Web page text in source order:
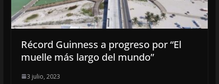
Récord Guinness a progreso por “El
muelle más largo del mundo”
3 julio, 2023